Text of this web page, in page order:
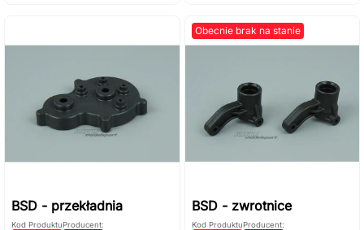
BSD - przekładnia
Kod ProduktuProducent:
Obecnie brak na stanie
BSD - zwrotnice
Kod ProduktuProducent: